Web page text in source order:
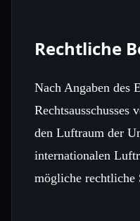
Rechtliche
Nach Angaben des
Rechtsausschusses
den Luftraum der
internationalen
mögliche rechtliche